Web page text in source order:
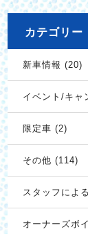
カテゴリー
新車情報 (20)
イベント/キャ
限定車 (2)
その他 (114)
スタッフによ
オーナーズボ